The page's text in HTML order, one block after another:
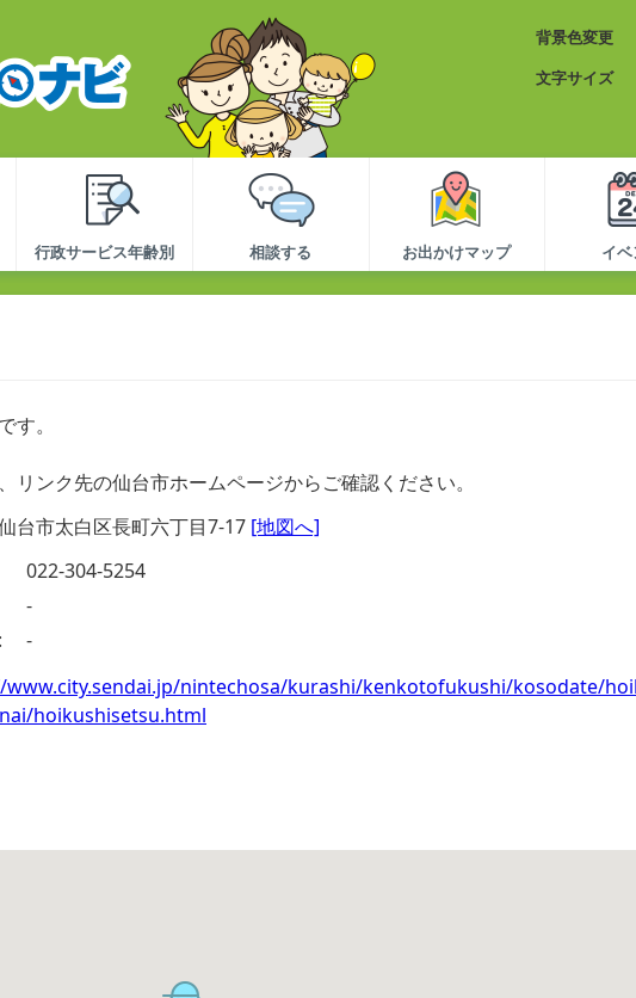
背景色変更
文字サイズ
行政サービス年齢別 相談する お出かけマップ イ
す。
リンク先の仙台市ホームページからご確認ください。
台市太白区長町六丁目7-17 [地図へ]
022-304-5254
-
-
nintechosa/kurashi/kenkotofukushi/kosodate/
hoikushisetsu.html